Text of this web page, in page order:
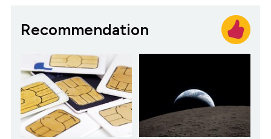
Recommendation